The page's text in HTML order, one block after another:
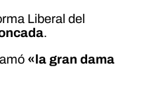
Liberal del
.
«la gran dama